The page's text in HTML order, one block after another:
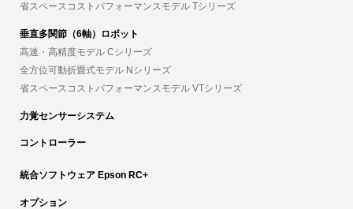
省スペースコストパフォーマンスモデル Tシリーズ
垂直多関節（6軸）ロボット
高速・高精度モデル Cシリーズ
全方位可動折畳式モデル Nシリーズ
省スペースコストパフォーマンスモデル VTシリーズ
力覚センサーシステム
コントローラー
統合ソフトウェア Epson RC+
オプション